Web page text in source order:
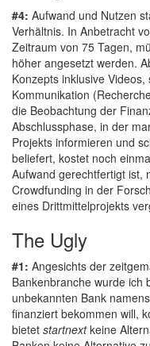
#4: Aufwand und Nutzen
Verhältnis. In Anbetracht
Zeitraum von 75 Tagen,
höher angesetzt werden.
Konzepts inklusive
Kommunikation
die Beobachtung der
Abschlussphase, in der
Projekts informieren und
beliefert, kostet noch
Aufwand gerechtfertigt ist,
Crowdfunding in der
eines Drittmittelprojekts
The Ugly
#1: Angesichts der
Bankenbranche wurde ich
unbekannten Bank
finanziert bekommen will,
bietet startnextkeine